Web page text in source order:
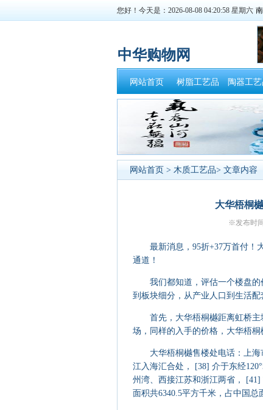
您好！今天是：2026-08-08 04:20:59 星期六
中华购物网
网站首页 树脂工艺品 陶器工
网站首页 > 木质工艺品> 文章内容
大华梧桐
※发布时
最新消息，95折+37万首付！大
通道！
我们都知道，评估一个楼盘的
到板块细分，从产业人口到生活
首先，大华梧桐樾距离虹桥主
场，同样的入手的价格，大华梧桐
大华梧桐樾售楼处电话：上海
江入海汇合处， [38] 介于东经
州湾、西接江苏和浙江两省，
面积共6340.5平方千米，占中国总